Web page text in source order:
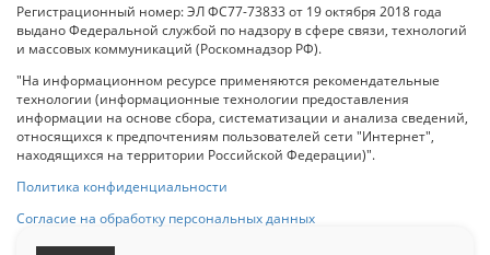
Регистрационный номер: ЭЛ ФС77-73833 от 19 октября 2018 года
выдано Федеральной службой по надзору в сфере связи, технологий
и массовых коммуникаций (Роскомнадзор РФ).
"На информационном ресурсе применяются рекомендательные
технологии (информационные технологии предоставления
информации на основе сбора, систематизации и анализа сведений,
относящихся к предпочтениям пользователей сети "Интернет",
находящихся на территории Российской Федерации)".
Политика конфиденциальности
Согласие на обработку персональных данных